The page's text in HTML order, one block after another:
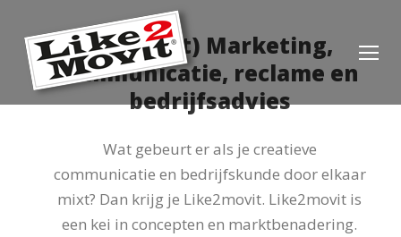
(internet) Marketing,
communicatie, reclame en
bedrijfsadvies
Wat gebeurt er als je creatieve
communicatie en bedrijfskunde door elkaar
mixt? Dan krijg je Like2movit. Like2movit is
een kei in concepten en marktbenadering.